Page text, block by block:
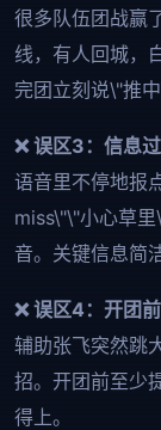
很多队伍团战赢
线，有人回城，
完团立刻说\"推
❌ 误区3：信息
语音里不停地报
miss\"\"小心草
音。关键信息简
❌ 误区4：开团
辅助张飞突然跳
招。开团前至少
得上。